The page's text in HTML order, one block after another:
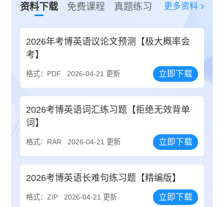
资料下载 免费课程 真题练习 更多资料
2026年考博英语议论文预测【极大概率会
考】
格式：PDF 2026-04-21 更新 立即下载
2026考博英语词汇练习题【拒绝无效背单
词】
格式：RAR 2026-04-21 更新 立即下载
2026考博英语长难句练习题【精编版】
格式：ZIP 2026-04-21 更新 立即下载